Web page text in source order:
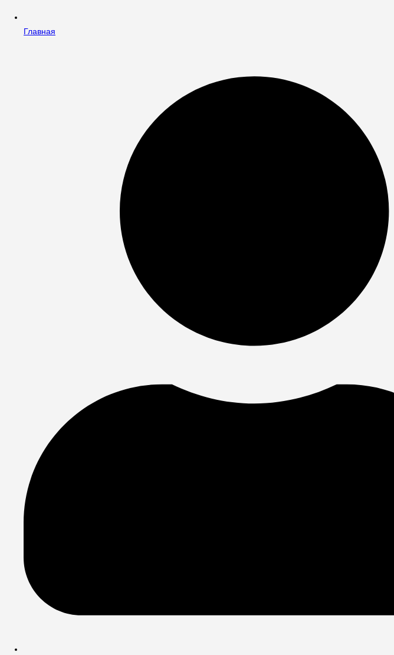
Главная